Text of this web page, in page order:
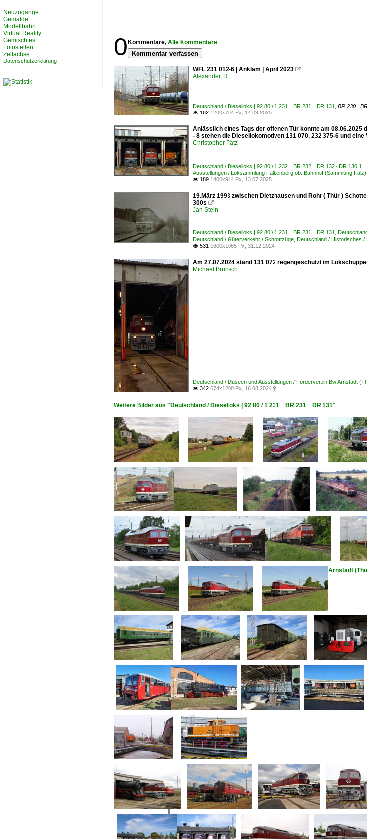
0 Kommentare, Alle Kommentare
Kommentar verfassen
WFL 231 012-6 | Anklam | April 2023 
Alexander, R.
Deutschland / Dieselloks | 92 80 / 1 231 BR 231 DR 131 BR 230 |
 162 1200x784 Px, 14.09.2025
Anlässlich eines Tags der offenen Tür konnte am
- 8 stehen die Diesellokomotiven 131 070, 232 375-6 und eine
Christopher Pätz
Deutschland / Dieselloks | 92 80 / 1 232 BR 232 DR 132 · DR 130.1
Ausstellungen / Loksammlung Falkenberg ob. Bahnhof (Sammlung Falz)
 189 1400x944 Px, 13.07.2025
19.März 1993 zwischen Dietzhausen und Rohr ( Thür )
300s 
Jan Stein
Deutschland / Dieselloks | 92 80 / 1 231 BR 231 DR 131
Deutschland / Güterverkehr / Schrottzüge Deutschland / Historisches /
 531 1600x1065 Px, 31.12.2024
Am 27.07.2024 stand 131 072 regengeschützt im
Michael Brunsch
Deutschland / Museen und Ausstellungen / Förderverein Bw Arnstadt
 342 674x1200 Px, 16.08.2024 
Weitere Bilder aus "Deutschland / Dieselloks | 92 80 / 1 231 BR 231 DR 131"
Arnstadt
Neuzugänge
Gemälde
Modellbahn
Virtual Reality
Gemischtes
Fotostellen
Zeitachse
Datenschutzerklärung